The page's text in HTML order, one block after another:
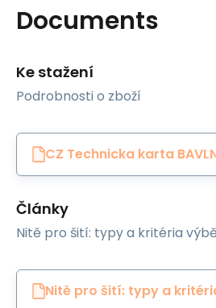
Documents
Ke stažení
Podrobnosti o zboží
CZ Technicka karta
Články
Nitě pro šití: typy a kritéria
Nitě pro šití: typy a